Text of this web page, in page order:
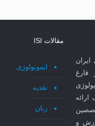
از فارغ
و
مقالات ISI
ایمونولوژی
تغذیه
زنان